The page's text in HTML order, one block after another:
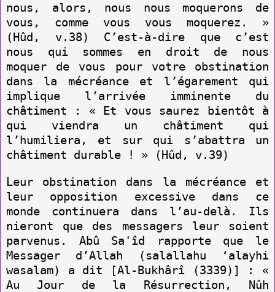
nous, alors, nous nous moquerons de
vous, comme vous vous moquerez. »
(Hûd, v.38) C’est-à-dire que c’est
nous qui sommes en droit de nous
moquer de vous pour votre obstination
dans la mécréance et l’égarement qui
implique l’arrivée imminente du
châtiment : « Et vous saurez bientôt à
qui viendra un châtiment qui
l’humiliera, et sur qui s’abattra un
châtiment durable ! » (Hûd, v.39)
Leur obstination dans la mécréance et
leur opposition excessive dans ce
monde continuera dans l’au-delà. Ils
nieront que des messagers leur soient
parvenus. Abû Sa'îd rapporte que le
Messager d’Allah (salallahu ‘alayhi
wasalam) a dit [Al-Bukhârî (3339)] : «
Au Jour de la Résurrection, Nûh